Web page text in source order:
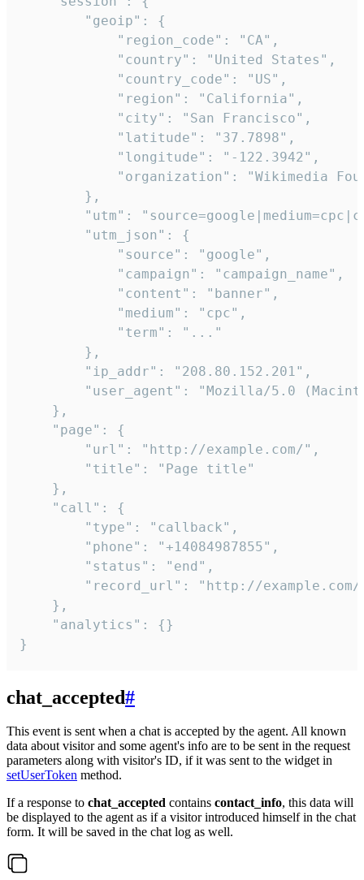
        "geoip": {
            "region_code": "CA",
            "country": "United States",
            "country_code": "US",
            "region": "California",
            "city": "San Francisco",
            "latitude": "37.7898",
            "longitude": "-122.3942",
"organization": "Wikimedia
        },
"utm":
        "utm_json": {
            "source": "google",
            "campaign": "campaign_name",
            "content": "banner",
            "medium": "cpc",
            "term": "..."
        },
        "ip_addr": "208.80.152.201",
"user_agent": "Mozilla/5.0
    },
    "page": {
        "url": "http://example.com/",
        "title": "Page title"
    },
    "call": {
        "type": "callback",
        "phone": "+14084987855",
        "status": "end",
"record_url": "http://
    },
    "analytics": {}
}
chat_accepted#
This event is sent when a chat is accepted by the agent. All known
data about visitor and some agent's info are to be sent in the request
parameters along with visitor's ID, if it was sent to the widget in
setUserToken method.
If a response to chat_accepted contains contact_info, this data will
be displayed to the agent as if a visitor introduced himself in the chat
form. It will be saved in the chat log as well.